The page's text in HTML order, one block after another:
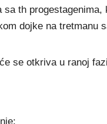
th
dojke na tretmanu
se otkriva u ranoj